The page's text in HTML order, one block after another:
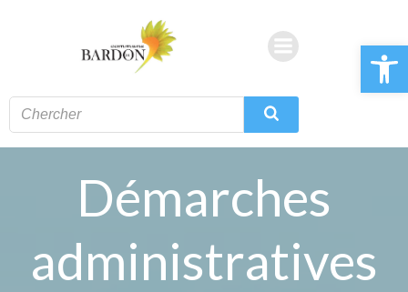
Ouvrir
Démarches
administratives